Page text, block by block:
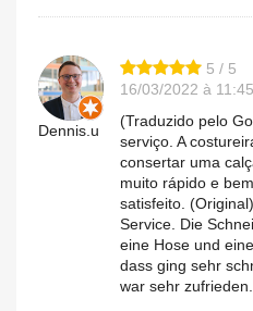
Dennis.u
5 / 5
16/03/2022 à 11:45
(Traduzido pelo
serviço. A
consertar uma
muito rápido e
satisfeito.
Service. Die
eine Hose und
dass ging sehr
war sehr zufrieden.